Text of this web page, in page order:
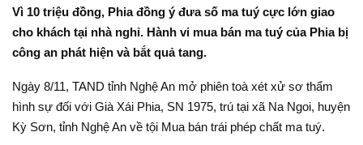
Vì 10 triệu đồng, Phia đồng ý đưa số ma tuý cực lớn giao
cho khách tại nhà nghỉ. Hành vi mua bán ma tuý của Phia bị
công an phát hiện và bắt quả tang.
Ngày 8/11, TAND tỉnh Nghệ An mở phiên toà xét xử sơ thẩm
hình sự đối với Già Xái Phia, SN 1975, trú tại xã Na Ngoi, huyện
Kỳ Sơn, tỉnh Nghệ An về tội Mua bán trái phép chất ma tuý.